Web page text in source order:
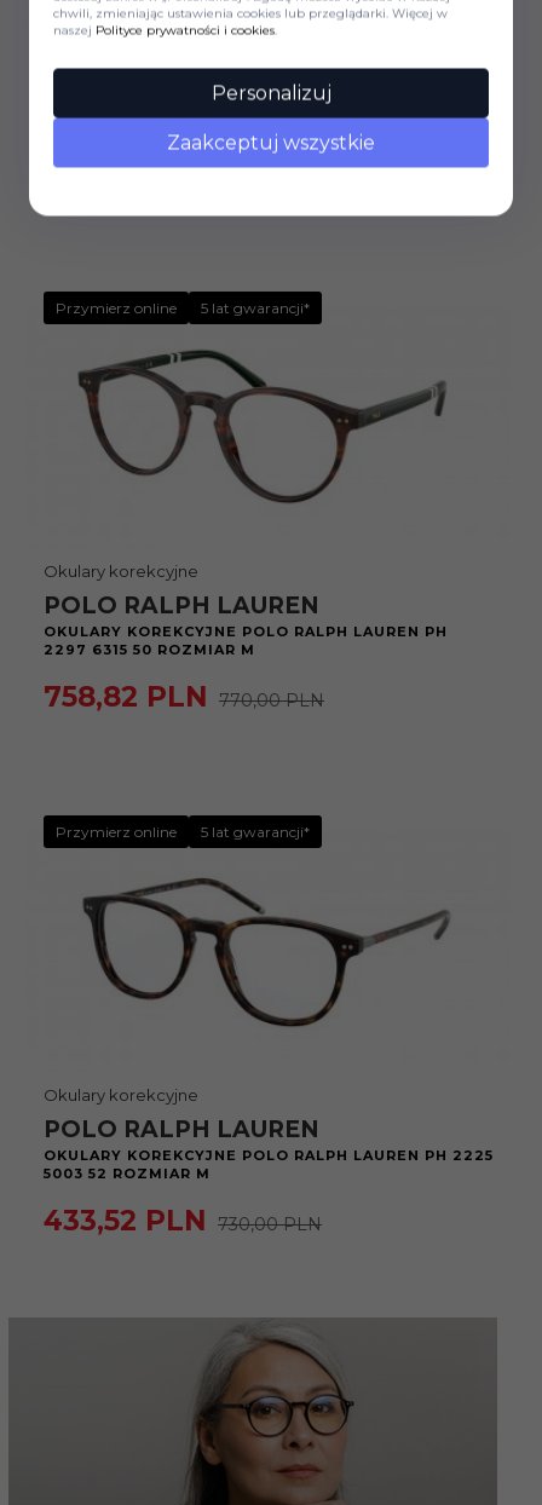
POLO RALPH LAUREN
OKULARY KOREKCYJNE POLO RALPH LAUREN PH 1226
9223 54 ROZMIAR M
538,85 PLN
Przymierz online 5 lat gwarancji*
Okulary korekcyjne
POLO RALPH LAUREN
OKULARY KOREKCYJNE POLO RALPH LAUREN PH
2297 6315 50 ROZMIAR M
758,82 PLN 770,00 PLN
Przymierz online 5 lat gwarancji*
Okulary korekcyjne
POLO RALPH LAUREN
OKULARY KOREKCYJNE POLO RALPH LAUREN PH 2225
5003 52 ROZMIAR M
433,52 PLN 730,00 PLN
chwili, zmieniając ustawienia cookies lub przeglądarki. Więcej w
naszej Polityce prywatności i cookies.
Personalizuj
Zaakceptuj wszystkie